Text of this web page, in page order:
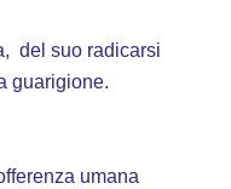
del suo radicarsi
guarigione.
umana